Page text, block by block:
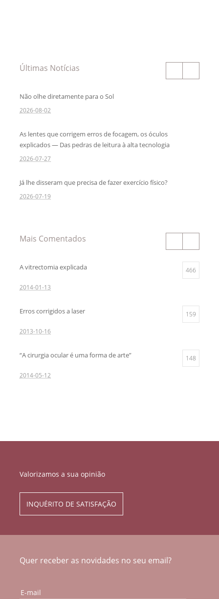
Últimas Notícias
Não olhe diretamente para o Sol
2026-08-02
As lentes que corrigem erros de focagem, os óculos
explicados — Das pedras de leitura à alta tecnologia
2026-07-27
Já lhe disseram que precisa de fazer exercício físico?
2026-07-19
Mais Comentados
A vitrectomia explicada 466
2014-01-13
Erros corrigidos a laser 159
2013-10-16
“A cirurgia ocular é uma forma de arte” 148
2014-05-12
Valorizamos a sua opinião
INQUÉRITO DE SATISFAÇÃO
Quer receber as novidades no seu email?